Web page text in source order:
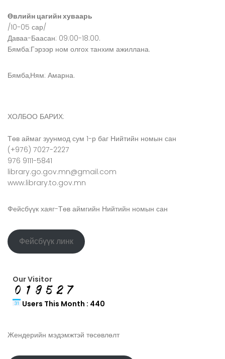
Өвлийн цагийн хуваарь
/10-05 сар/
Даваа-Баасан: 09:00-18:00.
Бямба:Гэрээр ном олгох танхим ажиллана.
Бямба,Ням: Амарна.
ХОЛБОО БАРИХ:
Төв аймаг зуунмод сум 1-р баг Нийтийн номын сан
(+976) 7027-2227
976 9111-5841
library.go.gov.mn@gmail.com
www.library.to.gov.mn
Фейсбүүк хаяг-Төв аймгийн Нийтийн номын сан
Фейсбүүк линк
Our Visitor
Users This Month : 440
Жендерийн мэдэмжтэй төсөвлөлт